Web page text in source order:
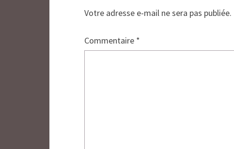
Votre adresse e-mail ne sera pas publiée.
Commentaire *